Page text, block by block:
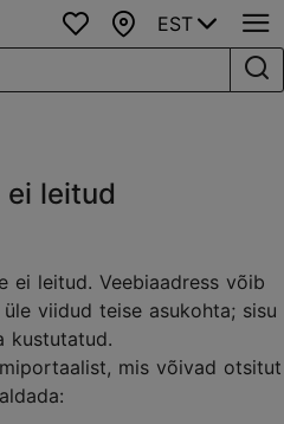
Lemmikud
Kaart
EST
ei leitud
ei leitud. Veebiaadress võib
viidud teise asukohta; sisu
kustutatud.
mis võivad otsitut